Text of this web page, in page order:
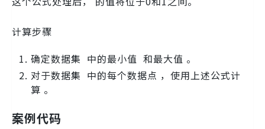
计算步骤
确定数据集 中的最小值 和最大值 。
对于数据集 中的每个数据点 ，使用上述公式计
算 。
案例代码